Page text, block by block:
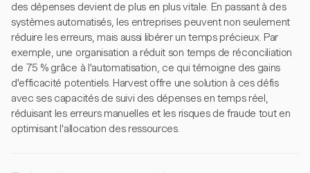
des dépenses devient de plus en plus vitale. En passant à des
systèmes automatisés, les entreprises peuvent non seulement
réduire les erreurs, mais aussi libérer un temps précieux. Par
exemple, une organisation a réduit son temps de réconciliation
de 75 % grâce à l'automatisation, ce qui témoigne des gains
d'efficacité potentiels. Harvest offre une solution à ces défis
avec ses capacités de suivi des dépenses en temps réel,
réduisant les erreurs manuelles et les risques de fraude tout en
optimisant l'allocation des ressources.